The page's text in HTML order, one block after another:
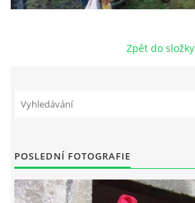
© 2026 eStránky.cz
Zpět do složky
POSLEDNÍ FOTOGRAFIE